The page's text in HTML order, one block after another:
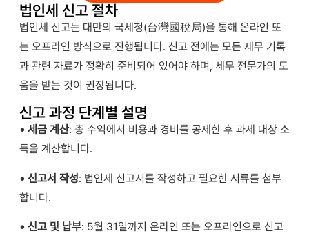
법인세 신고 절차
법인세 신고는 대만의 국세청(台灣國稅局)을 통해 온라인 또
는 오프라인 방식으로 진행됩니다. 신고 전에는 모든 재무 기록
과 관련 자료가 정확히 준비되어 있어야 하며, 세무 전문가의 도
움을 받는 것이 권장됩니다.
신고 과정 단계별 설명
• 세금 계산: 총 수익에서 비용과 경비를 공제한 후 과세 대상 소
득을 계산합니다.
• 신고서 작성: 법인세 신고서를 작성하고 필요한 서류를 첨부
합니다.
• 신고 및 납부: 5월 31일까지 온라인 또는 오프라인으로 신고